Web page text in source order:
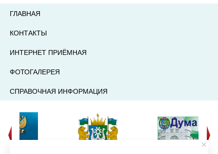
ГЛАВНАЯ
КОНТАКТЫ
ИНТЕРНЕТ ПРИЁМНАЯ
ФОТОГАЛЕРЕЯ
СПРАВОЧНАЯ ИНФОРМАЦИЯ